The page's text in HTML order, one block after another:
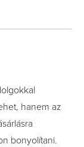
hanem az
bonyolítani.